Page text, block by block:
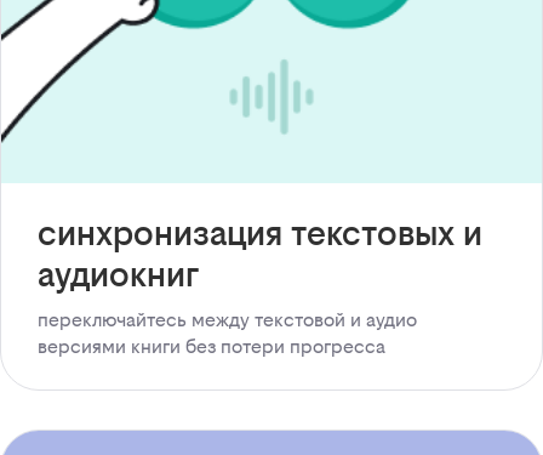
синхронизация текстовых и
аудиокниг
переключайтесь между текстовой и аудио
версиями книги без потери прогресса